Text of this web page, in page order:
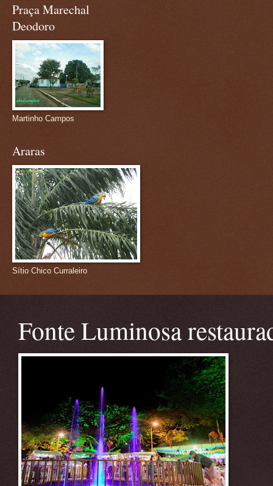
Praça Marechal
Deodoro
Martinho Campos
Araras
Sítio Chico Curraleiro
Fonte Luminosa